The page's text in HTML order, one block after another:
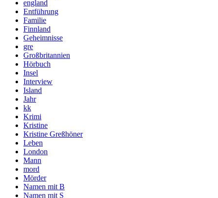
england
Entführung
Familie
Finnland
Geheimnisse
gre
Großbritannien
Hörbuch
Insel
Interview
Island
Jahr
kk
Krimi
Kristine
Kristine Greßhöner
Leben
London
Mann
mord
Mörder
Namen mit B
Namen mit S